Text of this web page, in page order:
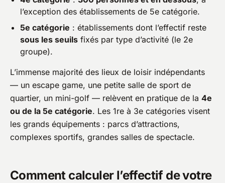
l’exception des établissements de 5e catégorie.
5e catégorie : établissements dont l’effectif reste
sous les seuils fixés par type d’activité (le 2e
groupe).
L’immense majorité des lieux de loisir indépendants
— un escape game, une petite salle de sport de
quartier, un mini-golf — relèvent en pratique de la 4e
ou de la 5e catégorie. Les 1re à 3e catégories visent
les grands équipements : parcs d’attractions,
complexes sportifs, grandes salles de spectacle.
Comment calculer l’effectif de votre